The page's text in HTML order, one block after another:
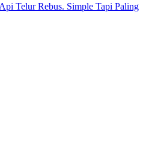
Telur Rebus. Simple Tapi Paling